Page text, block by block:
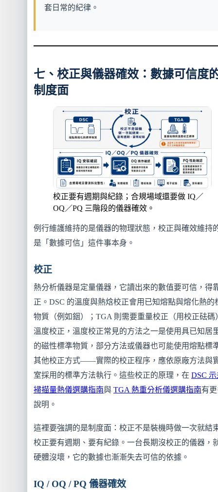
套日常的紀律。
七、校正與儀器確效：數據可信度
制度面
校正要有週期與紀錄；合規場域還要做 IQ／
OQ／PQ 三階段的儀器確效。
例行維護維持的是儀器的物理狀態，校正與確效維持
是「數據可信」這件事本身。
校正
熱分析儀器是定量儀器，它讀出來的數值要可信，得
正。DSC 的溫度與熱焓校正會用已知熔點與熔化熱的
物質（例如銦）；TGA 則需要重量校正（用校正砝碼
溫度校正，溫度校正常見的方法之一是使用具已知居
的磁性標準物質，部分方法或儀器也可能使用熔點標
其他校正方式——實際的校正程序，應依原廠方法與
室採用的標準方法執行。這些校正的原理，在 DSC
掃描量熱儀選購指南與 TGA 熱重分析儀選購指南有
說明。
這裡要強調的是制度面：校正不是裝機時做一次就結
校正要有週期、要有紀錄。一台長期沒校正的儀器，
硬體沒壞，它的數據也漸漸失去可信的依據。
IQ / OQ / PQ 儀器確效